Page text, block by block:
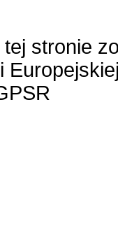
stronie